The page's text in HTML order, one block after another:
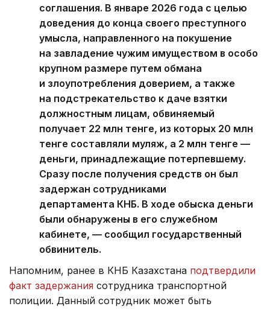
соглашения. В январе 2026 года с целью
доведения до конца своего преступного
умысла, направленного на покушение
на завладение чужим имуществом в особо
крупном размере путем обмана
и злоупотребления доверием, а также
на подстрекательство к даче взятки
должностным лицам, обвиняемый
получает 22 млн тенге, из которых 20 млн
тенге составляли муляж, а 2 млн тенге —
деньги, принадлежащие потерпевшему.
Сразу после получения средств он был
задержан сотрудниками
департамента КНБ. В ходе обыска деньги
были обнаружены в его служебном
кабинете, — сообщил государственный
обвинитель.
Напомним, ранее в КНБ Казахстана подтвердили
факт задержания сотрудника транспортной
полиции. Данный сотрудник может быть